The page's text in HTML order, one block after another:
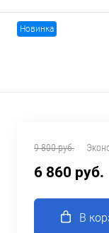
Новинка
9 800 руб.
6 860 руб.
В